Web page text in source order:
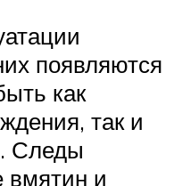
появляются
как
так и
Следы
вмятин и